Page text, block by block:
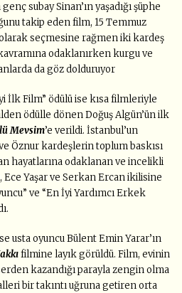
subay Sinan’ın yaşadığı şüphe
takip eden film, 15 Temmuz
seçmesine rağmen iki kardeş
odaklanırken kurgu ve
da göz dolduruyor
İlk Film” ödülü ise kısa filmleriyle
ödülle dönen Doğuş Algün’ün ilk
Mevsim’e verildi. İstanbul’un
Öznur kardeşlerin toplum baskısı
hayatlarına odaklanan ve incelikli
Yaşar ve Serkan Ercan ikilisine
ve “En İyi Yardımcı Erkek
usta oyuncu Bülent Emin Yarar’ın
filmine layık görüldü. Film, evinin
kazandığı parayla zengin olma
bir takıntı uğruna getiren orta